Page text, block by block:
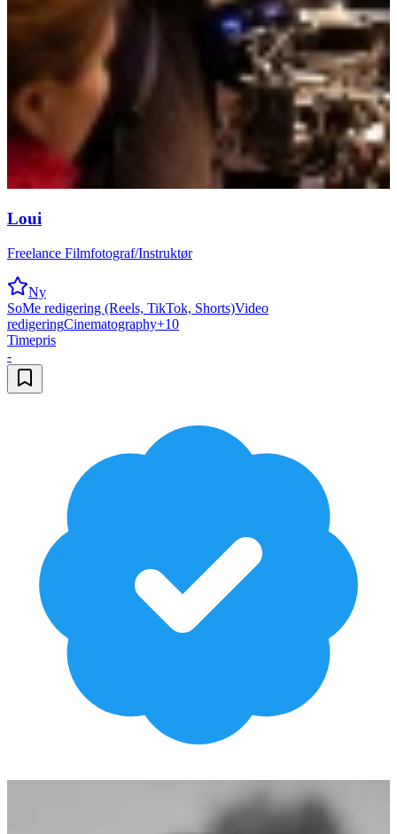
Loui
Freelance Filmfotograf/Instruktør
Ny
SoMe redigering (Reels, TikTok, Shorts)Video
redigeringCinematography+10
Timepris
-